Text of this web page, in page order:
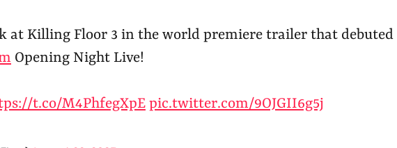
at Killing Floor 3 in the world premiere trailer that debuted
Opening Night Live!
t.co/M4PhfegXpE pic.twitter.com/9OJGII6g5j